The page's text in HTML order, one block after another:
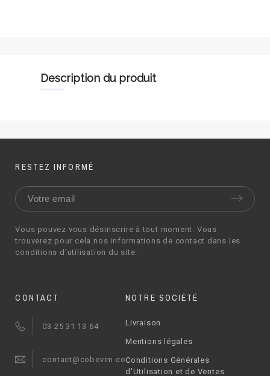
description du produit
RESTEZ INFORMÉ
Vous pouvez vous désinscrire à tout moment. Vous
trouverez pour cela nos informations de contact dans les
conditions d'utilisation du site.
CONTACT
03 25 31 13 64
contact@cobevim.com
NOTRE SOCIÉTÉ
Livraison
Mentions légales
Conditions Générales
d'Utilisation et de Ventes